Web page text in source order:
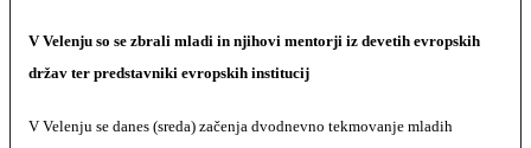
V Velenju so se zbrali mladi in njihovi mentorji iz devetih evropskih
držav ter predstavniki evropskih institucij
V Velenju se danes (sreda) začenja dvodnevno tekmovanje mladih